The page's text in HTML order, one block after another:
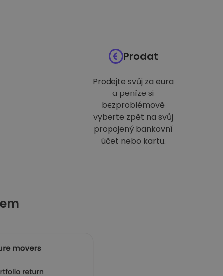
Prodat
Prodejte svůj za eura
a peníze si
bezproblémově
vyberte zpět na svůj
propojený bankovní
účet nebo kartu.